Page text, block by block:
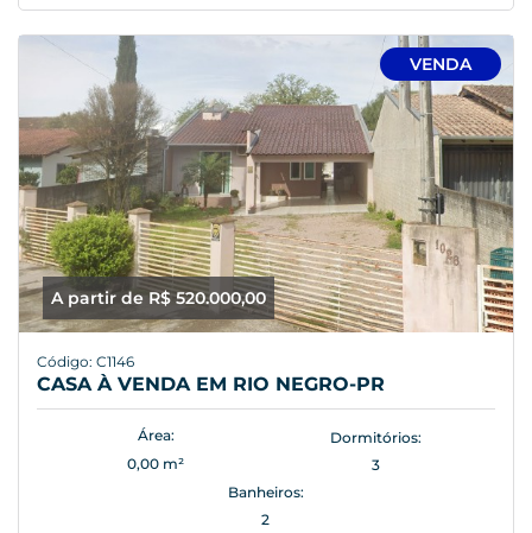
A partir de R$ 520.000,00
VENDA
Código: C1146
CASA À VENDA EM RIO NEGRO-PR
Área:
0,00 m²
Dormitórios:
3
Banheiros:
2